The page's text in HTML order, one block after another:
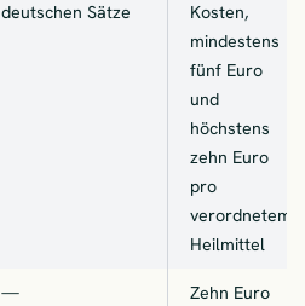
deutschen Sätze
Kosten,
mindestens
fünf Euro
und
höchstens
zehn Euro
pro
verordnetem
Heilmittel
— Zehn Euro